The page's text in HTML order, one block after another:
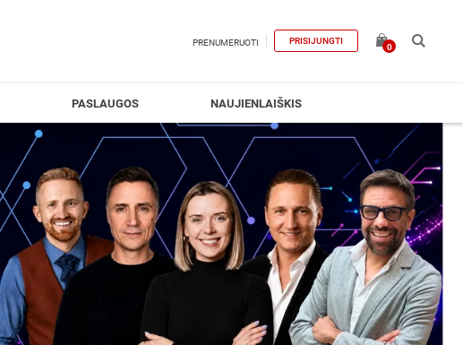
PRENUMERUOTI PRISIJUNGTI
0
PASLAUGOS NAUJIENLAIŠKIS